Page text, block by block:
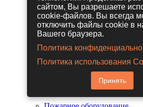
Дрели пневматические
Другие
Заклепочники
Наборы
Пистолеты
Расходные материалы
пневмоинструментов
Шланги для
Шлифовальные
сайтом, Вы разрешаете
cookie-файлов. Вы всегда
отключить файлы cookie в
Вашего браузера.
Политика
Политика использования
Принять